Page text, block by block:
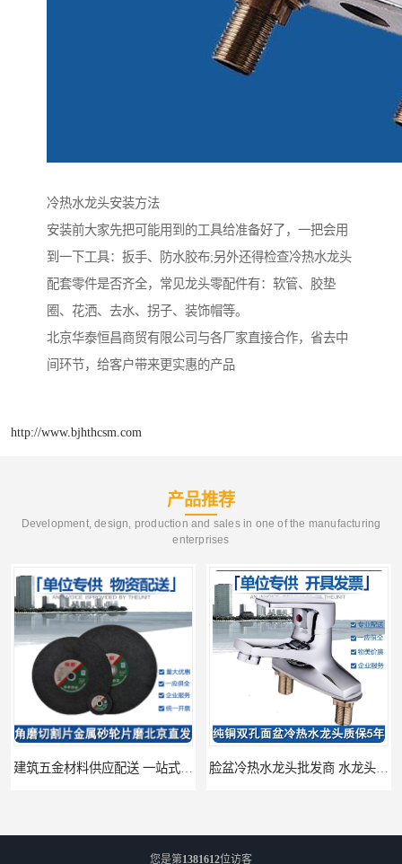
冷热水龙头安装方法
安装前大家先把可能用到的工具给准备好了，一把会用
到一下工具：扳手、防水胶布;另外还得检查冷热水龙头
配套零件是否齐全，常见龙头零配件有：软管、胶垫
圈、花洒、去水、拐子、装饰帽等。
北京华泰恒昌商贸有限公司与各厂家直接合作，省去中
间环节，给客户带来更实惠的产品
http://www.bjhthcsm.com
产品推荐
Development, design, production and sales in one of the manufacturing
enterprises
您是第1381612位访客